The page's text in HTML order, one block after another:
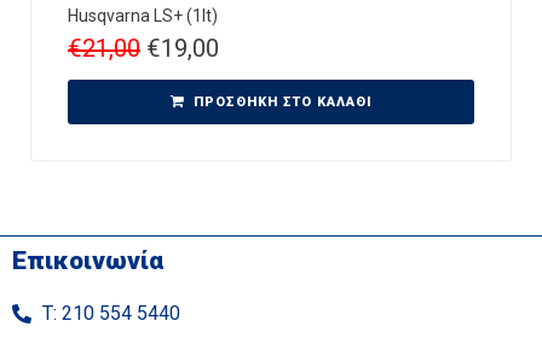
Husqvarna LS+ (1lt)
€21,00 €19,00
ΠΡΟΣΘΉΚΗ ΣΤΟ ΚΑΛΆΘΙ
Επικοινωνία
Τ: 210 554 5440